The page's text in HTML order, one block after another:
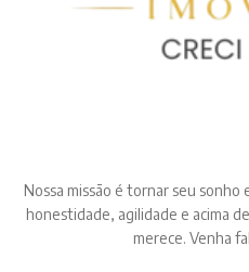
Nossa missão é tornar seu
honestidade, agilidade e acima
merece. Venha